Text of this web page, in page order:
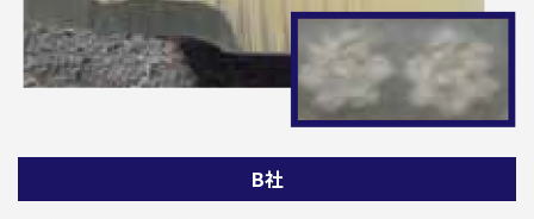
B社